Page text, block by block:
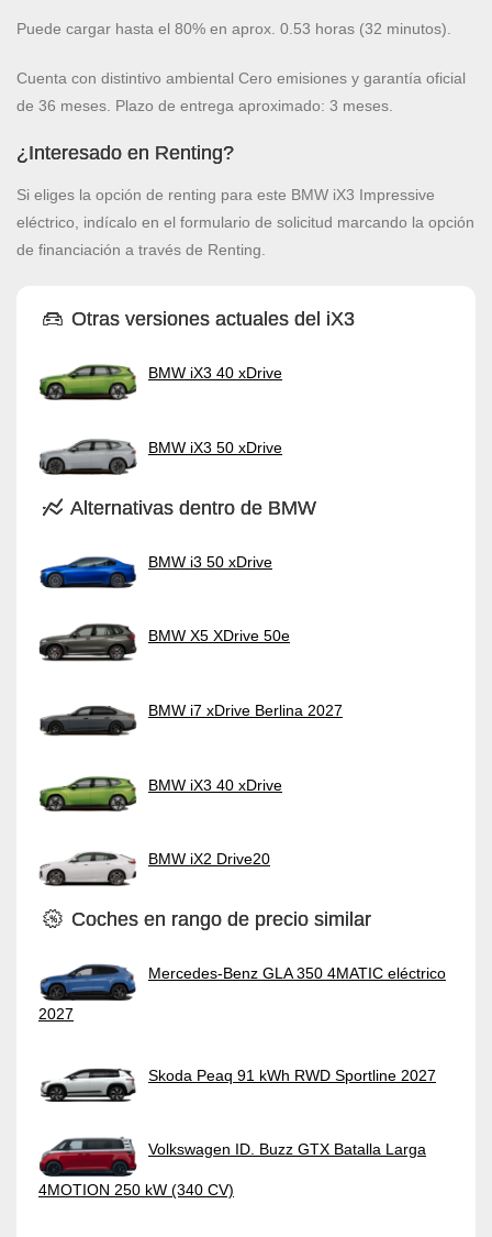
Puede cargar hasta el 80% en aprox. 0.53 horas (32 minutos).
Cuenta con distintivo ambiental Cero emisiones y garantía oficial
de 36 meses. Plazo de entrega aproximado: 3 meses.
¿Interesado en Renting?
Si eliges la opción de renting para este BMW iX3 Impressive
eléctrico, indícalo en el formulario de solicitud marcando la opción
de financiación a través de Renting.
Otras versiones actuales del iX3
BMW iX3 40 xDrive
BMW iX3 50 xDrive
Alternativas dentro de BMW
BMW i3 50 xDrive
BMW X5 XDrive 50e
BMW i7 xDrive Berlina 2027
BMW iX3 40 xDrive
BMW iX2 Drive20
Coches en rango de precio similar
Mercedes-Benz GLA 350 4MATIC eléctrico
2027
Skoda Peaq 91 kWh RWD Sportline 2027
Volkswagen ID. Buzz GTX Batalla Larga
4MOTION 250 kW (340 CV)